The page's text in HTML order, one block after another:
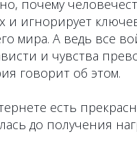
почему
и игнорирует
мира. А ведь все
и чувства
говорит об этом.
есть
до получения